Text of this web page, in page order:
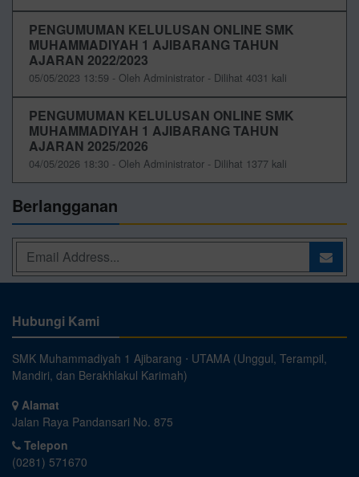
PENGUMUMAN KELULUSAN ONLINE SMK
MUHAMMADIYAH 1 AJIBARANG TAHUN
AJARAN 2022/2023
05/05/2023 13:59 - Oleh Administrator - Dilihat 4031 kali
PENGUMUMAN KELULUSAN ONLINE SMK
MUHAMMADIYAH 1 AJIBARANG TAHUN
AJARAN 2025/2026
04/05/2026 18:30 - Oleh Administrator - Dilihat 1377 kali
Berlangganan
Hubungi Kami
SMK Muhammadiyah 1 Ajibarang ⋅ UTAMA (Unggul, Terampil,
Mandiri, dan Berakhlakul Karimah)
Alamat
Jalan Raya Pandansari No. 875
Telepon
(0281) 571670